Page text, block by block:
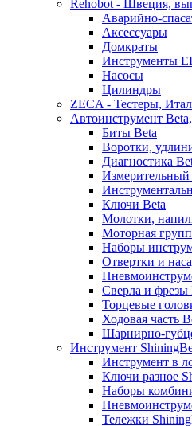
Rehobot - Швеция,
Аварийно-
Аксессуары
Домкраты
Инструменты
Насосы
Цилиндры
ZECA - Тестеры,
Автоинструмент
Биты Beta
Воротки,
Диагностика
Измерительный
Ключи Beta
Молотки,
Моторная
Наборы
Отвертки и
Сверла и фрезы
Торцевые
Ходовая часть
Шарнирно-
Инструмент
Инструмент в
Ключи разное
Наборы
Тележки